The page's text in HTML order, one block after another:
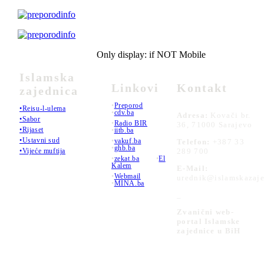
Islamska
zajednica
•Reisu-l-ulema
•Sabor
•Rijaset
•Ustavni sud
•Vijeće muftija
Only display: if NOT Mobile
Linkovi
•Preporod
•cdv.ba
•Radio BIR
•iitb.ba
•vakuf.ba
•ghb.ba
•zekat.ba •El
Kalem
•Webmail
•MINA.ba
Kontakt
Adresa:
Kovači br.
36, 71000 Sarajevo
Telefon:
+387 33
289 700
E-Mail:
Zvanični web-
portal Islamske
zajednice u BiH